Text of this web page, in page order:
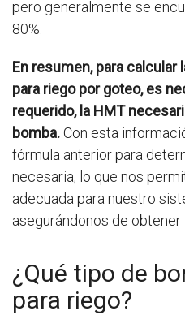
pero generalmente se
80%.
En resumen, para calcular
para riego por goteo, es
requerido, la HMT
bomba.Con esta
fórmula anterior para
necesaria, lo que nos
adecuada para nuestro
asegurándonos de
¿Qué tipo de
para riego?